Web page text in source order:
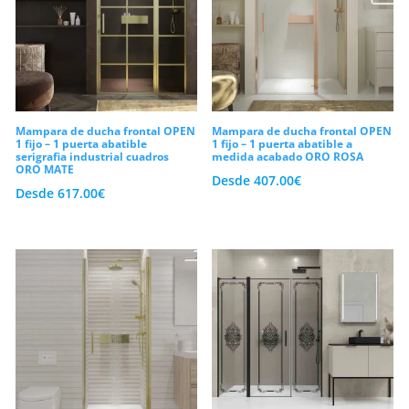
preciso y silencioso.
Sin embargo, resulta imprescindible que
compruebes que no existan obstáculos
exteriores como sanitarios o muebles
cerca del plato. Como consecuencia de su
estudiado diseño arquitectónico,
disfrutarás de una comodidad
incomparable cada vez que vayas a
ducharte en tu rutina diaria.
Estilo personalizado en los perfiles y
vidrios templados con antical
Mampara de ducha frontal OPEN
1 fijo – 1 puerta abatible
serigrafia industrial cuadros
ORO MATE
Desde 617.00€
Mampara de ducha frontal OPEN
1 fijo – 1 puerta abatible a
medida acabado ORO ROSA
Desde407.00€